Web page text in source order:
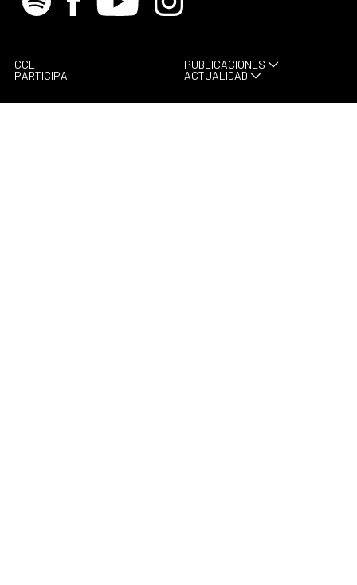
CCE
PARTICIPA
PUBLICACIONES
ACTUALIDAD